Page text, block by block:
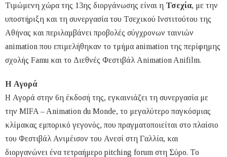
Τιμώμενη χώρα της 13ης διοργάνωσης είναι η Τσεχία, με την
υποστήριξη και τη συνεργασία του Τσεχικού Ινστιτούτου της
Αθήνας και περιλαμβάνει προβολές σύγχρονων ταινιών
animation που επιμελήθηκαν το τμήμα animation της περίφημης
σχολής Famu και το Διεθνές Φεστιβάλ Αnimation Anifilm.
Η Αγορά
H Αγορά στην 6η έκδοσή της, εγκαινιάζει τη συνεργασία με
την MIFA – Animation du Monde, το μεγαλύτερο παγκόσμιας
κλίμακας εμπορικό γεγονός, που πραγματοποιείται στο πλαίσιο
του Φεστιβάλ Ανιμέισον του Ανεσί στη Γαλλία, και
διοργανώνει ένα τετραήμερο pitching forum στη Σύρο. Το